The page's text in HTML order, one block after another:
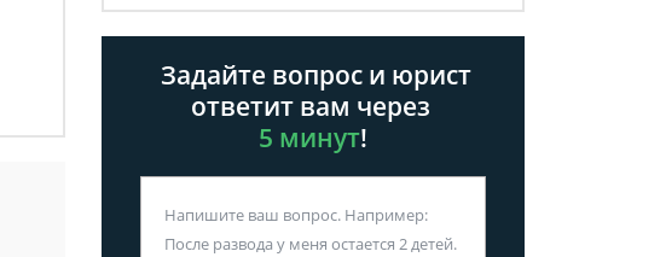
Задайте вопрос и юрист
ответит вам через
5 минут!